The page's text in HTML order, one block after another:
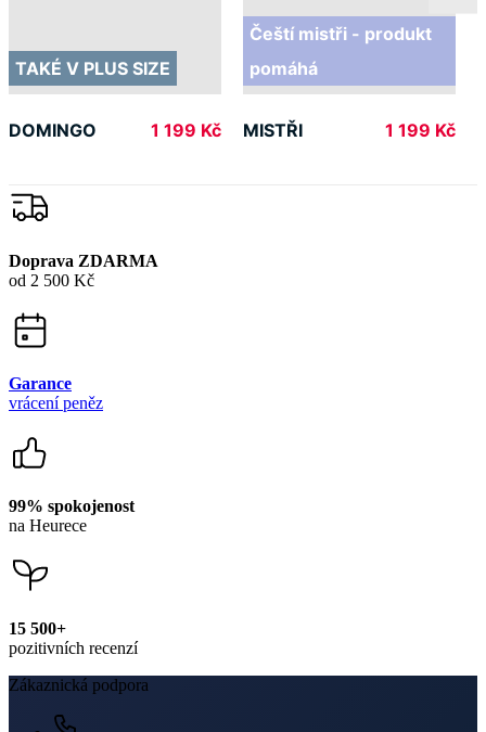
TAKÉ V PLUS SIZE
DOMINGO 1 199 Kč
Čeští mistři - produkt
pomáhá
MISTŘI 1 199 Kč
Doprava ZDARMA
od 2 500 Kč
Garance
vrácení peněz
99% spokojenost
na Heurece
15 500+
pozitivních recenzí
Zákaznická podpora